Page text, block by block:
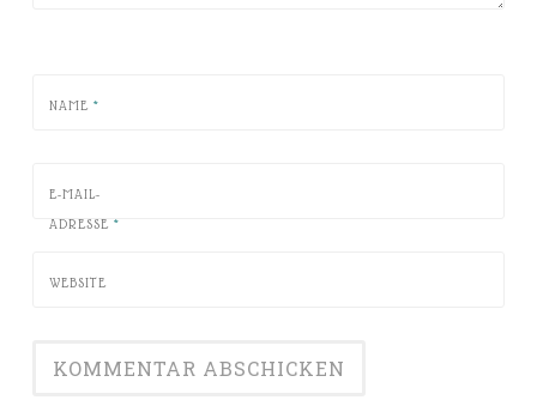
NAME *
E-MAIL-
ADRESSE *
WEBSITE